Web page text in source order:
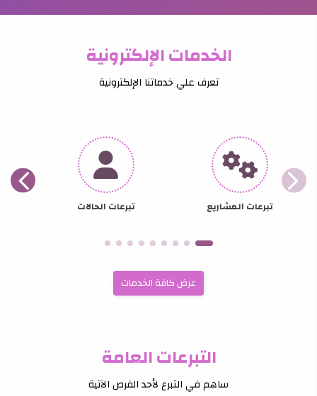
الخدمات الإلكترونية
تعرف علي خدماتنا الإلكترونية
تبرعات المشاريع تبرعات الحالات
عرض كافة الخدمات
التبرعات العامة
ساهم في التبرع لأحد الفرص الآتية